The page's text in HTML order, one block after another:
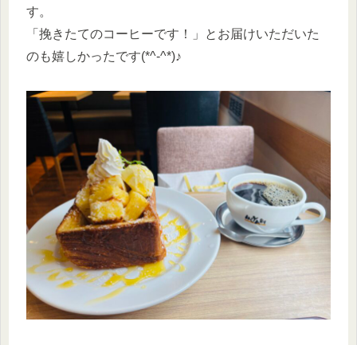
す。
「挽きたてのコーヒーです！」とお届けいただいた
のも嬉しかったです(*^-^*)♪